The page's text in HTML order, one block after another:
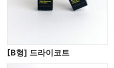
[B형] 드라이코트